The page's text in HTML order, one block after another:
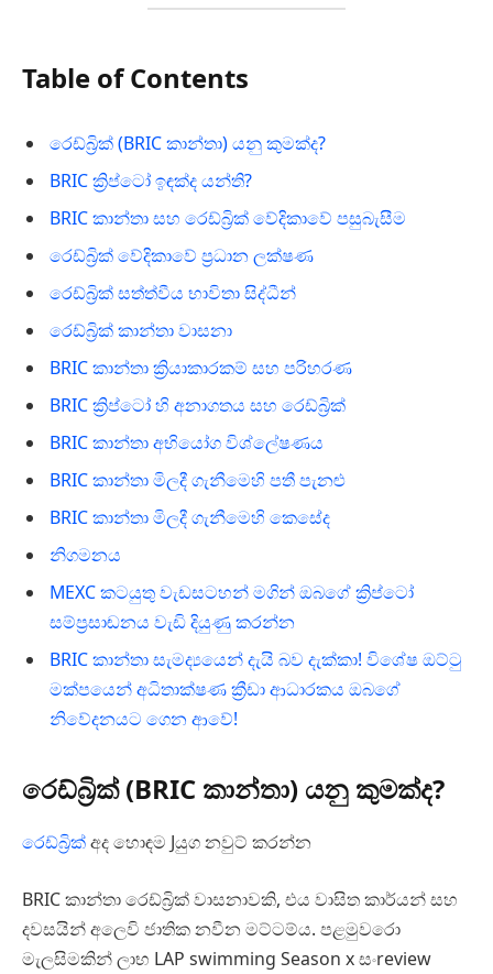
Table of Contents
රෙඩ්බ්‍රික් (BRIC කාන්තා) යනු කුමක්ද?
BRIC ක්‍රිප්ටෝ ඉඳක්ද යන්ති?
BRIC කාන්තා සහ රෙඩ්බ්‍රික් වේදිකාවේ පසුබැසීම
රෙඩ්බ්‍රික් වේදිකාවේ ප්‍රධාන ලක්ෂණ
රෙඩ්බ්‍රික් සත්ත්වීය භාවිතා සිද්ධීන්
රෙඩ්බ්‍රික් කාන්තා වාසනා
BRIC කාන්තා ක්‍රියාකාරකම් සහ පරිහරණ
BRIC ක්‍රිප්ටෝ හි අනාගතය සහ රෙඩ්බ්‍රික්
BRIC කාන්තා අභියෝග විශ්ලේෂණය
BRIC කාන්තා මිලදී ගැනීමෙහි පතී පැනළු
BRIC කාන්තා මිලදී ගැනීමෙහි කෙසේද
නිගමනය
MEXC කටයුතු වැඩසටහන් මගින් ඔබගේ ක්‍රිප්ටෝ
සම්ප්‍රසාඬනය වැඩි දියුණු කරන්න
BRIC කාන්තා සැමද්‍යයෙන් දැයි බව දැක්කා! විශේෂ ඔට්ටු
මක්පයෙන් අධිතාක්ෂණ ක්‍රීඩා ආධාරකය ඔබගේ
නිවේදනයට ගෙන ආවේ!
රෙඩ්බ්‍රික් (BRIC කාන්තා) යනු කුමක්ද?
රෙඩ්බ්‍රික්අද හොඳම Jයුග නවුට් කරන්න
BRIC කාන්තා රෙඩ්බ්‍රික් වාසනාවකි, එය වාසිත කාර්යන් සහ
දවසයින් අලෙවි ජාතික නවීන මට්ටම්ය. පළමුවරො
මැලසිමකින් ලාභ LAP swimming Season x සංreview